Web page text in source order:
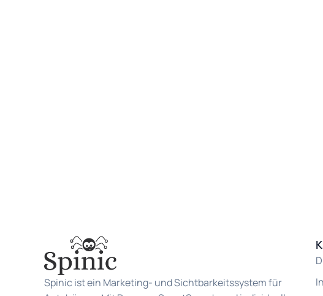
Spinic ist ein Marketing- und Sichtbarkeitssystem für